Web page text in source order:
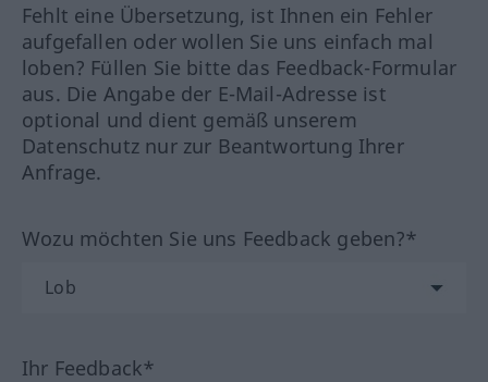
Fehlt eine Übersetzung, ist Ihnen ein Fehler
aufgefallen oder wollen Sie uns einfach mal
loben? Füllen Sie bitte das Feedback-Formular
aus. Die Angabe der E-Mail-Adresse ist
optional und dient gemäß unserem
Datenschutz nur zur Beantwortung Ihrer
Anfrage.
Wozu möchten Sie uns Feedback geben?*
Ihr Feedback*